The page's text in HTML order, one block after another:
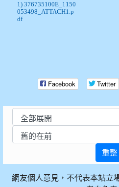
1) 376735100E_1150
053498_ATTACH1.p
df
Facebook Twitter
重整
網友個人意見，不代表本站立